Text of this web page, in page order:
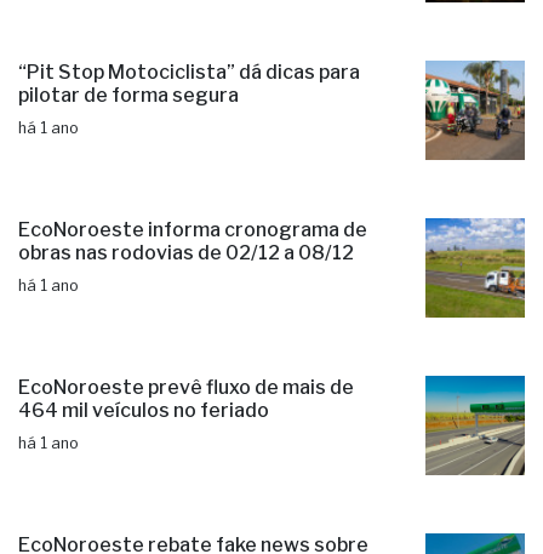
“Pit Stop Motociclista” dá dicas para
pilotar de forma segura
há 1 ano
EcoNoroeste informa cronograma de
obras nas rodovias de 02/12 a 08/12
há 1 ano
EcoNoroeste prevê fluxo de mais de
464 mil veículos no feriado
há 1 ano
EcoNoroeste rebate fake news sobre